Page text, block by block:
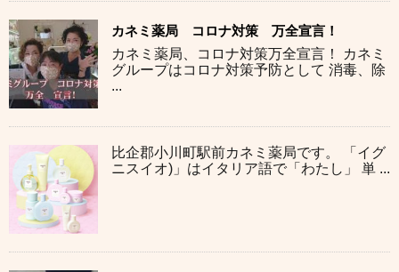
カネミ薬局 コロナ対策 万全宣言！
カネミ薬局、コロナ対策万全宣言！ カネミ
グループはコロナ対策予防として 消毒、除
...
比企郡小川町駅前カネミ薬局です。 「イグ
ニスイオ)」はイタリア語で「わたし」 単 ...